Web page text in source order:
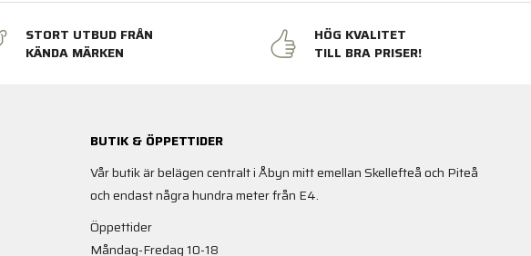
STORT UTBUD FRÅN
KÄNDA MÄRKEN
HÖG KVALITET
TILL BRA PRISER!
BUTIK & ÖPPETTIDER
Vår butik är belägen centralt i Åbyn mitt emellan Skellefteå och Piteå
och endast några hundra meter från E4.
Öppettider
Måndag-Fredag 10-18